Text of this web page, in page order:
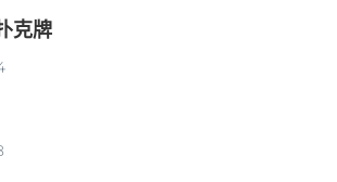
克牌